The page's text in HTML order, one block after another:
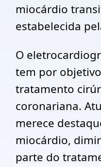
miocárdio
estabelecida
O
tem por
tratamento
coronariana.
merece
miocárdio,
parte do